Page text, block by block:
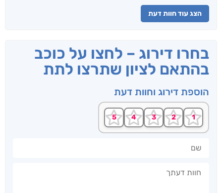
הצג עוד חוות דעת
בחרו דירוג – לחצו על כוכב
בהתאם לציון שתרצו לתת
הוספת דירוג וחוות דעת